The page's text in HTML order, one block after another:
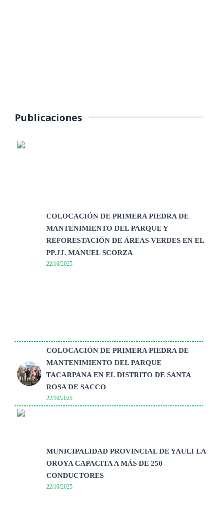
Publicaciones
COLOCACIÓN DE PRIMERA PIEDRA DE
MANTENIMIENTO DEL PARQUE Y
REFORESTACIÓN DE ÁREAS VERDES EN EL
PP.JJ. MANUEL SCORZA
22/10/2025
COLOCACIÓN DE PRIMERA PIEDRA DE
MANTENIMIENTO DEL PARQUE
TACARPANA EN EL DISTRITO DE SANTA
ROSA DE SACCO
22/10/2025
MUNICIPALIDAD PROVINCIAL DE YAULI LA
OROYA CAPACITA A MÁS DE 250
CONDUCTORES
22/10/2025